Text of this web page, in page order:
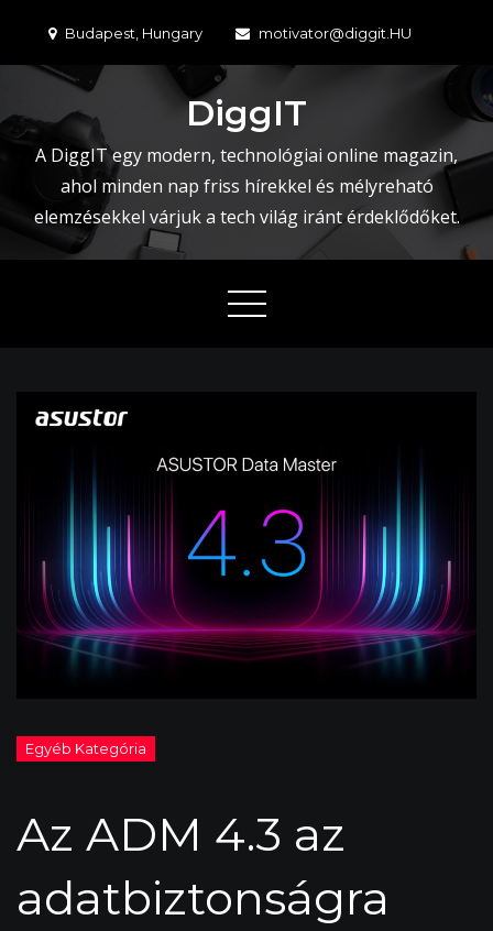
content
Budapest, Hungary motivator@diggit.HU
DiggIT
A DiggIT egy modern, technológiai online magazin,
ahol minden nap friss hírekkel és mélyreható
elemzésekkel várjuk a tech világ iránt érdeklődőket.
Az ADM 4.3 az
adatbiztonságra